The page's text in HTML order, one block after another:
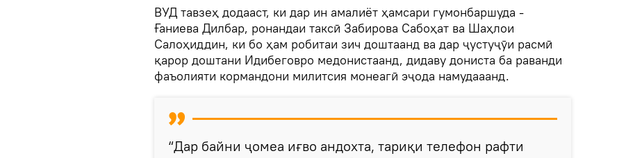
ВУД тавзеҳ додааст, ки дар ин амалиёт ҳамсари гумонбаршуда -
Ғаниева Дилбар, ронандаи таксӣ Забирова Сабоҳат ва Шаҳлои
Салоҳиддин, ки бо ҳам робитаи зич доштаанд ва дар ҷустуҷӯи расмӣ
қарор доштани Идибеговро медонистаанд, дидаву дониста ба раванди
фаъолияти кормандони милитсия монеагӣ эҷода намудааанд.
“Дар байни ҷомеа иғво андохта, тариқи телефон рафти